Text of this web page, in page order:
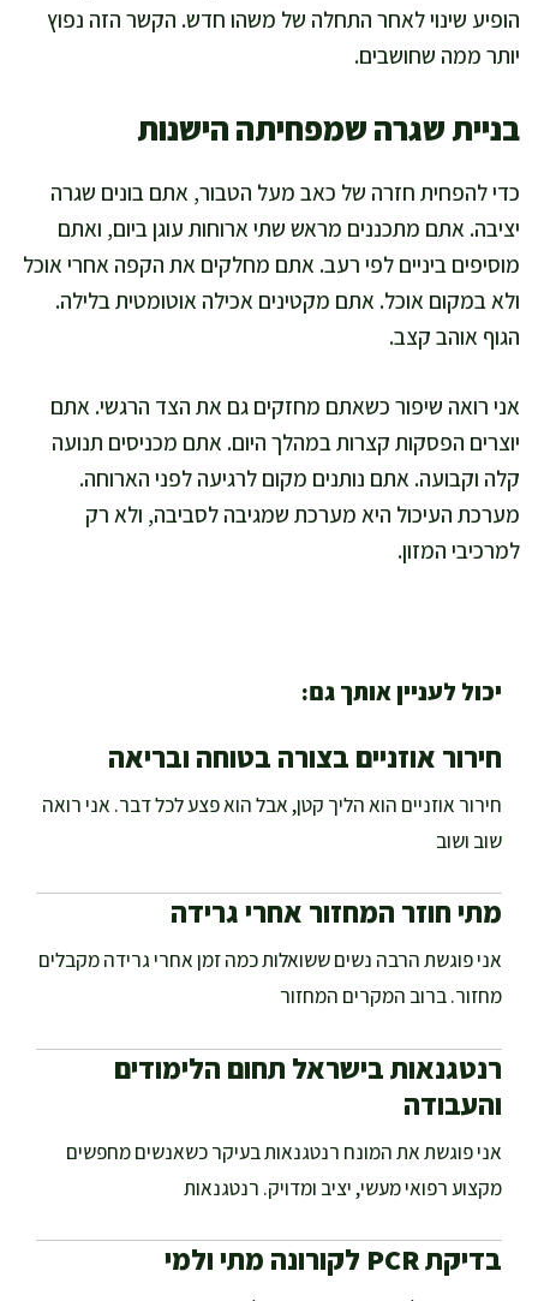
הופיע שינוי לאחר התחלה של משהו חדש. הקשר הזה נפוץ
יותר ממה שחושבים.
בניית שגרה שמפחיתה הישנות
כדי להפחית חזרה של כאב מעל הטבור, אתם בונים שגרה
יציבה. אתם מתכננים מראש שתי ארוחות עוגן ביום, ואתם
מוסיפים ביניים לפי רעב. אתם מחלקים את הקפה אחרי אוכל
ולא במקום אוכל. אתם מקטינים אכילה אוטומטית בלילה.
הגוף אוהב קצב.
אני רואה שיפור כשאתם מחזקים גם את הצד הרגשי. אתם
יוצרים הפסקות קצרות במהלך היום. אתם מכניסים תנועה
קלה וקבועה. אתם נותנים מקום לרגיעה לפני הארוחה.
מערכת העיכול היא מערכת שמגיבה לסביבה, ולא רק
למרכיבי המזון.
יכול לעניין אותך גם:
חירור אוזניים בצורה בטוחה ובריאה
חירור אוזניים הוא הליך קטן, אבל הוא פצע לכל דבר. אני רואה
שוב ושוב
מתי חוזר המחזור אחרי גרידה
אני פוגשת הרבה נשים ששואלות כמה זמן אחרי גרידה מקבלים
מחזור. ברוב המקרים המחזור
רנטגנאות בישראל תחום הלימודים
והעבודה
אני פוגשת את המונח רנטגנאות בעיקר כשאנשים מחפשים
מקצוע רפואי מעשי, יציב ומדויק. רנטגנאות
בדיקת PCR לקורונה מתי ולמי